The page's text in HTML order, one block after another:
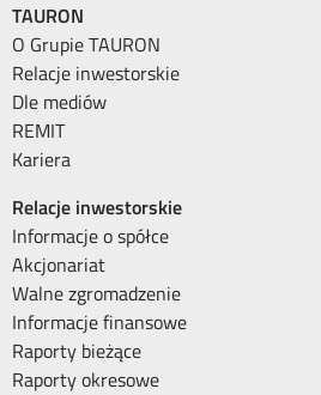
TAURON
O Grupie TAURON
Relacje inwestorskie
Dle mediów
REMIT
Kariera
Relacje inwestorskie
Informacje o spółce
Akcjonariat
Walne zgromadzenie
Informacje finansowe
Raporty bieżące
Raporty okresowe